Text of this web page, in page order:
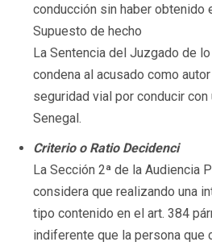
conducción sin haber obtenido
Supuesto de hecho
La Sentencia del Juzgado de
condena al acusado como
seguridad vial por conducir
Senegal.
Criterio o Ratio Decidenci
La Sección 2ª de la Audiencia
considera que realizando una
tipo contenido en el art. 384
indiferente que la persona que